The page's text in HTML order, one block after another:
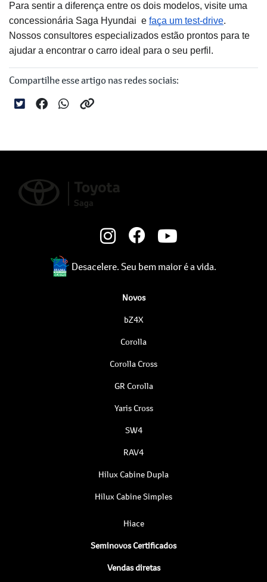
Para sentir a diferença entre os dois modelos, visite uma
concessionária Saga Hyundai e faça um test-drive.
Nossos consultores especializados estão prontos para te
ajudar a encontrar o carro ideal para o seu perfil.
Compartilhe esse artigo nas redes sociais:
Desacelere. Seu bem maior é a vida.
Novos
bZ4X
Corolla
Corolla Cross
GR Corolla
Yaris Cross
SW4
RAV4
Hilux Cabine Dupla
Hilux Cabine Simples
Hiace
Seminovos Certificados
Vendas diretas